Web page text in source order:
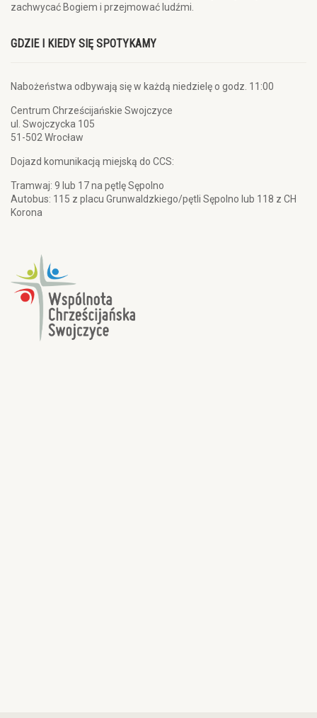
zachwycać Bogiem i przejmować ludźmi.
GDZIE I KIEDY SIĘ SPOTYKAMY
Nabożeństwa odbywają się w każdą niedzielę o godz. 11:00
Centrum Chrześcijańskie Swojczyce
ul. Swojczycka 105
51-502 Wrocław
Dojazd komunikacją miejską do CCS:
Tramwaj: 9 lub 17 na pętlę Sępolno
Autobus: 115 z placu Grunwaldzkiego/pętli Sępolno lub 118 z CH
Korona